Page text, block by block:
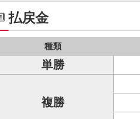
払戻金
種類
単勝
複勝